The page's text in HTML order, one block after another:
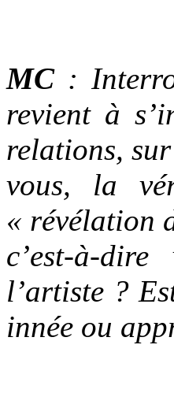
MC:
revient à
relations,
vous, la
« révélation
c’est-à-
l’artiste ?
innée ou